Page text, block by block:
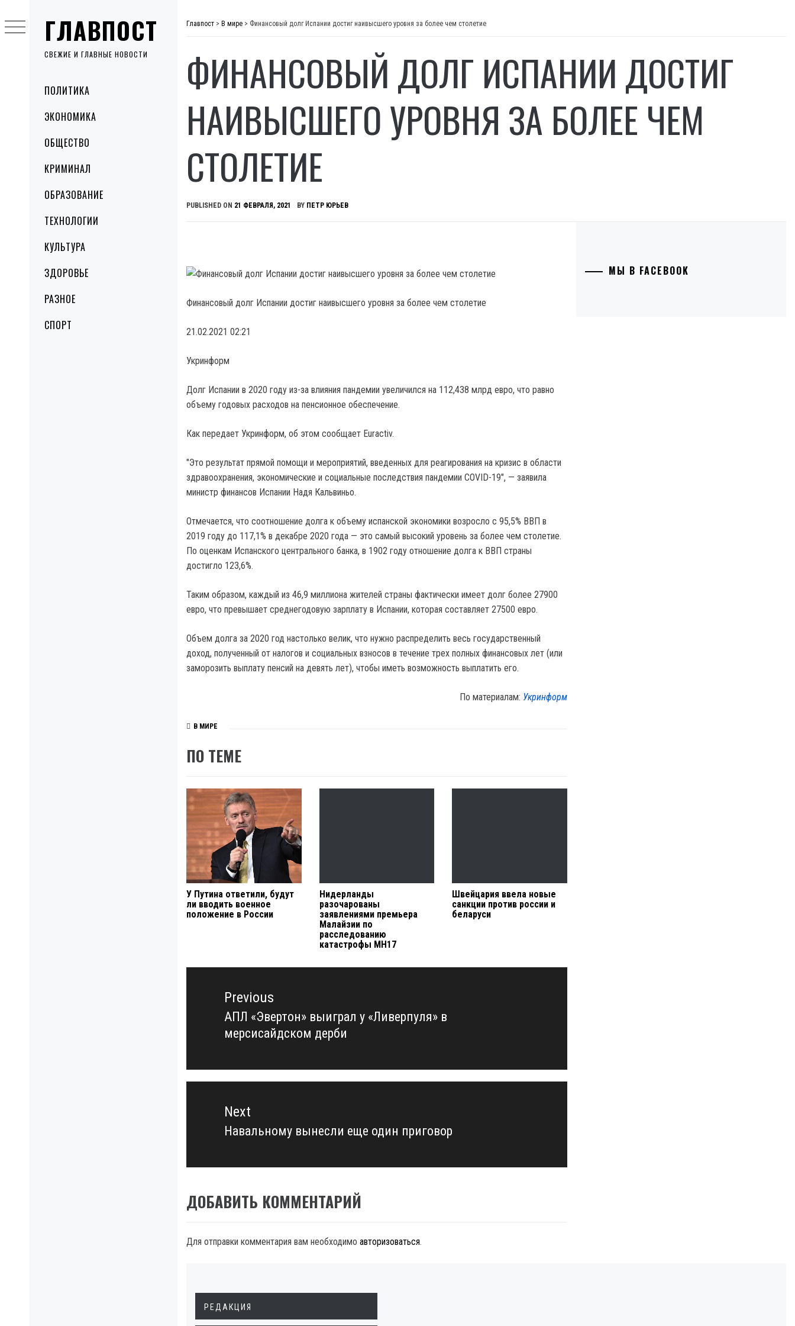
ГЛАВПОСТ
СВЕЖИЕ И ГЛАВНЫЕ НОВОСТИ
MenuПОЛИТИКА
ЭКОНОМИКА
ОБЩЕСТВО
КРИМИНАЛ
ОБРАЗОВАНИЕ
ТЕХНОЛОГИИ
КУЛЬТУРА
ЗДОРОВЬЕ
РАЗНОЕ
СПОРТ
to
content
Главпост > В мире > Финансовый долг Испании достиг наивысшего уровня за более чем столетие
ФИНАНСОВЫЙ ДОЛГ ИСПАНИИ ДОСТИГ
НАИВЫСШЕГО УРОВНЯ ЗА БОЛЕЕ ЧЕМ
СТОЛЕТИЕ
PUBLISHED ON 21 ФЕВРАЛЯ, 2021 BY ПЕТР ЮРЬЕВ
Финансовый долг Испании достиг наивысшего уровня за более чем столетие
21.02.2021 02:21
Укринформ
Долг Испании в 2020 году из-за влияния пандемии увеличился на 112,438 млрд евро, что равно
объему годовых расходов на пенсионное обеспечение.
Как передает Укринформ, об этом сообщает Euractiv.
"Это результат прямой помощи и мероприятий, введенных для реагирования на кризис в области
здравоохранения, экономические и социальные последствия пандемии COVID-19", — заявила
министр финансов Испании Надя Кальвиньо.
Отмечается, что соотношение долга к объему испанской экономики возросло с 95,5% ВВП в
2019 году до 117,1% в декабре 2020 года — это самый высокий уровень за более чем столетие.
По оценкам Испанского центрального банка, в 1902 году отношение долга к ВВП страны
достигло 123,6%.
Таким образом, каждый из 46,9 миллиона жителей страны фактически имеет долг более 27900
евро, что превышает среднегодовую зарплату в Испании, которая составляет 27500 евро.
Объем долга за 2020 год настолько велик, что нужно распределить весь государственный
доход, полученный от налогов и социальных взносов в течение трех полных финансовых лет (или
заморозить выплату пенсий на девять лет), чтобы иметь возможность выплатить его.
По материалам: Укринформ
В МИРЕ
ПО ТЕМЕ
У Путина ответили, будут
ли вводить военное
положение в России
Нидерланды
разочарованы
заявлениями премьера
Малайзии по
расследованию
катастрофы MH17
Швейцария ввела новые
санкции против россии и
беларуси
Навигация
записямPrevious
Previous
post:
АПЛ «Эвертон» выиграл у «Ливерпуля» в
мерсисайдском дерби
Next
Next
Навальному вынесли еще один приговор
ДОБАВИТЬ КОММЕНТАРИЙ
Для отправки комментария вам необходимо авторизоваться.
МЫ В FACEBOOK
РЕДАКЦИЯ